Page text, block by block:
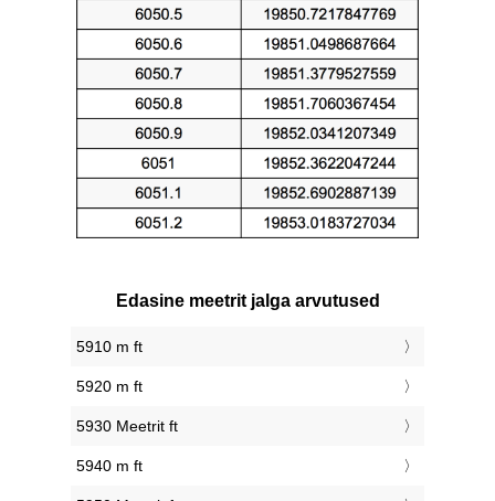
Edasine meetrit jalga arvutused
5910 m ft
5920 m ft
5930 Meetrit ft
5940 m ft